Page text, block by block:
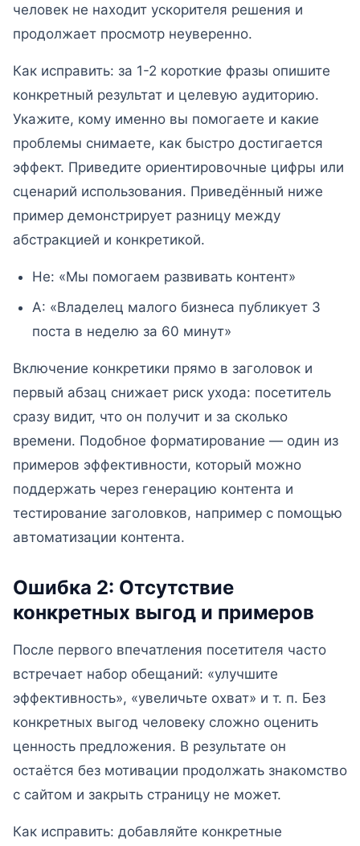
человек не находит ускорителя решения и
продолжает просмотр неуверенно.
Как исправить: за 1-2 короткие фразы опишите
конкретный результат и целевую аудиторию.
Укажите, кому именно вы помогаете и какие
проблемы снимаете, как быстро достигается
эффект. Приведите ориентировочные цифры или
сценарий использования. Приведённый ниже
пример демонстрирует разницу между
абстракцией и конкретикой.
Не: «Мы помогаем развивать контент»
А: «Владелец малого бизнеса публикует 3
поста в неделю за 60 минут»
Включение конкретики прямо в заголовок и
первый абзац снижает риск ухода: посетитель
сразу видит, что он получит и за сколько
времени. Подобное форматирование — один из
примеров эффективности, который можно
поддержать через генерацию контента и
тестирование заголовков, например с помощью
автоматизации контента.
Ошибка 2: Отсутствие
конкретных выгод и примеров
После первого впечатления посетителя часто
встречает набор обещаний: «улучшите
эффективность», «увеличьте охват» и т. п. Без
конкретных выгод человеку сложно оценить
ценность предложения. В результате он
остаётся без мотивации продолжать знакомство
с сайтом и закрыть страницу не может.
Как исправить: добавляйте конкретные